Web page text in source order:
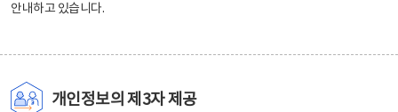
안내하고 있습니다.
개인정보의 제3자 제공